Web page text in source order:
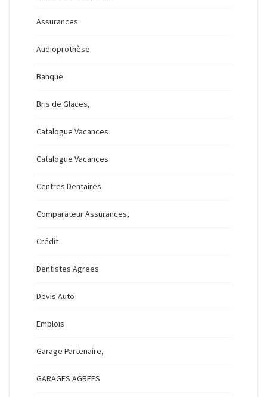
Assurances
Audioprothèse
Banque
Bris de Glaces,
Catalogue Vacances
Catalogue Vacances
Centres Dentaires
Comparateur Assurances,
Crédit
Dentistes Agrees
Devis Auto
Emplois
Garage Partenaire,
GARAGES AGREES